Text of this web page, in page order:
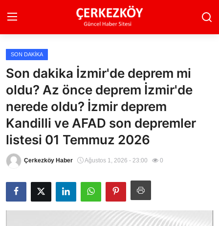
Ana Sayfa
Son Dakika
Ekonomi Haberleri
Magazin Haberleri
Spor Haberleri
Teknoloji Haberleri
SON DAKIKA
Son dakika İzmir'de deprem mi
oldu? Az önce deprem İzmir'de
nerede oldu? İzmir deprem
Kandilli ve AFAD son depremler
listesi 01 Temmuz 2026
Çerkezköy Haber Ağustos 1, 2026 - 23:00 0